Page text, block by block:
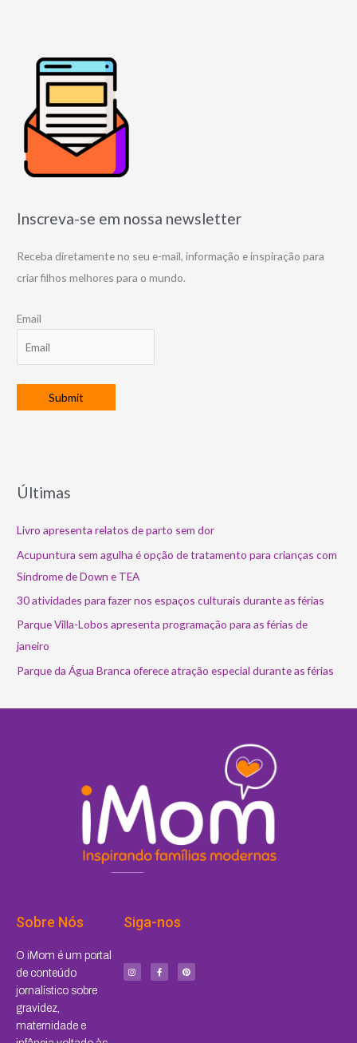
Inscreva-se em nossa newsletter
Receba diretamente no seu e-mail, informação e inspiração para
criar filhos melhores para o mundo.
Email
Últimas
Livro apresenta relatos de parto sem dor
Acupuntura sem agulha é opção de tratamento para crianças com
Síndrome de Down e TEA
30 atividades para fazer nos espaços culturais durante as férias
Parque Villa-Lobos apresenta programação para as férias de
janeiro
Parque da Água Branca oferece atração especial durante as férias
Sobre Nós
O iMom é um portal
de conteúdo
jornalístico sobre
gravidez,
maternidade e
Siga-nos
t
a
c
e
b
n
t
e